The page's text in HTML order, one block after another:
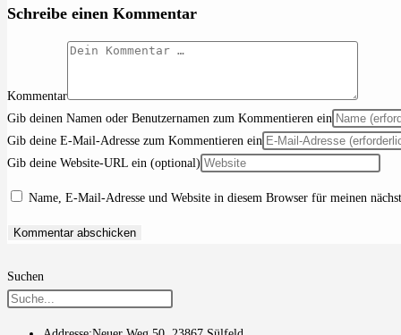
Schreibe einen Kommentar
Kommentar
Gib deinen Namen oder Benutzernamen zum Kommentieren ein
Gib deine E-Mail-Adresse zum Kommentieren ein
Gib deine Website-URL ein (optional)
Name, E-Mail-Adresse und Website in diesem Browser für meinen
Suchen